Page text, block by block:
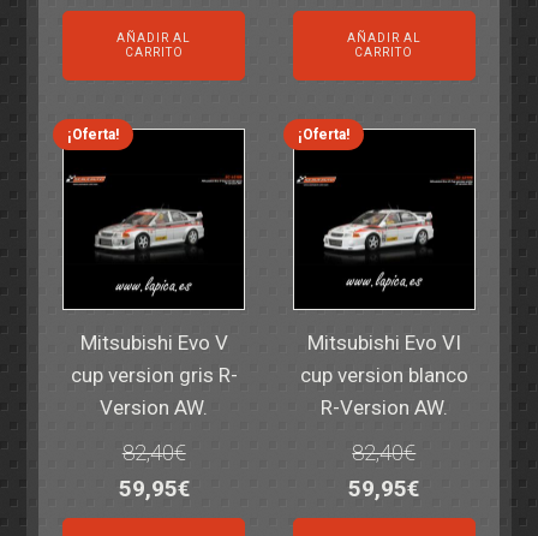
precio
original
era:
14,30€.
precio
actual
es:
11,25€.
AÑADIR AL
CARRITO
precio
original
era:
6,00€.
precio
actual
es:
4,50€.
AÑADIR AL
CARRITO
¡Oferta!
Mitsubishi Evo V
cup version gris R-
Version AW.
82,40€
El
precio
59,95€El
precio
¡Oferta!
Mitsubishi Evo VI
cup version blanco
R-Version AW.
82,40€
El
precio
59,95€El
precio